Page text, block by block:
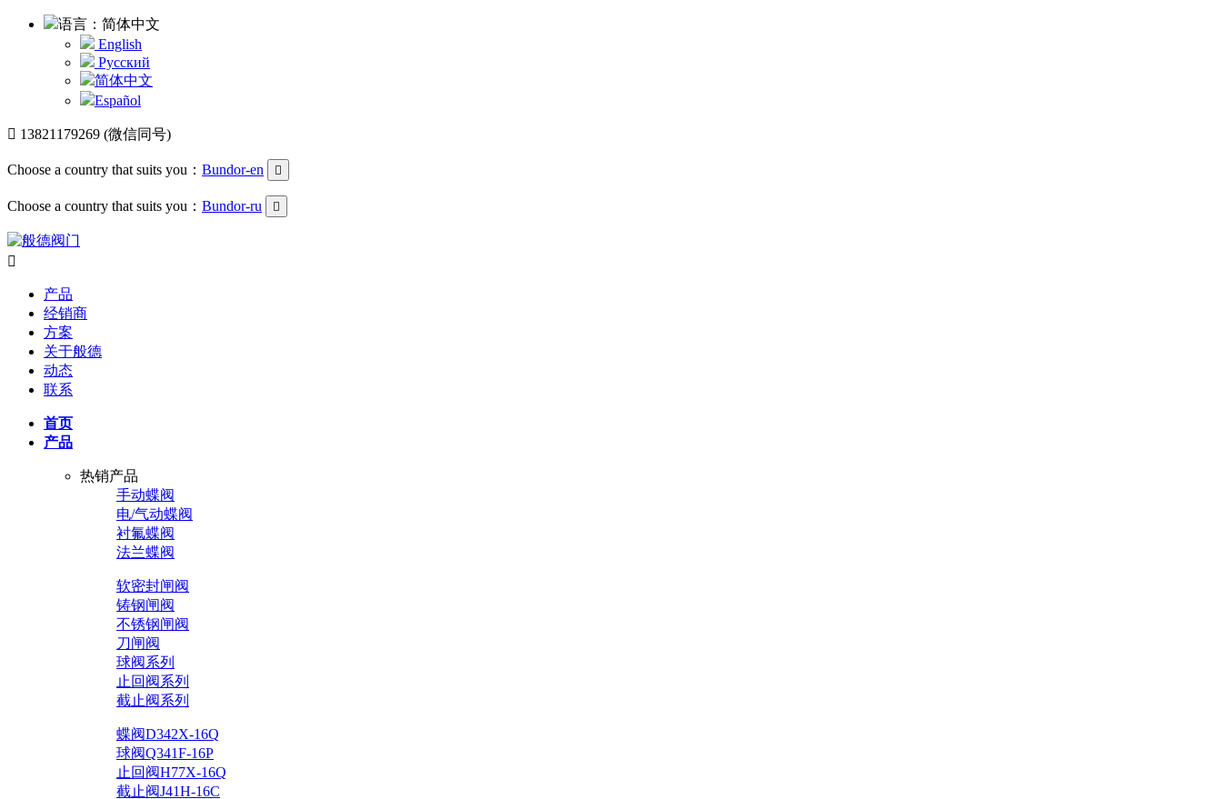
语言：简体中文
English
Русский
简体中文
Español
 13821179269 (微信同号)
Choose a country that suits you： Bundor-en 
Choose a country that suits you： Bundor-ru 

产品
经销商
方案
关于般德
动态
联系
首页
产品
热销产品
手动蝶阀
电/气动蝶阀
衬氟蝶阀
法兰蝶阀
软密封闸阀
铸钢闸阀
不锈钢闸阀
刀闸阀
球阀系列
止回阀系列
截止阀系列
蝶阀D342X-16Q
球阀Q341F-16P
止回阀H77X-16Q
截止阀J41H-16C